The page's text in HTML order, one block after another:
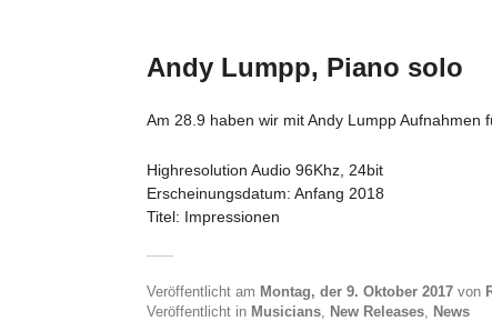
Andy Lumpp, Piano solo
Am 28.9 haben wir mit Andy Lumpp Aufnahmen
Highresolution Audio 96Khz, 24bit
Erscheinungsdatum: Anfang 2018
Titel: Impressionen
Veröffentlicht am Montag, der 9. Oktober 2017 von
Veröffentlicht in Musicians, New Releases, News